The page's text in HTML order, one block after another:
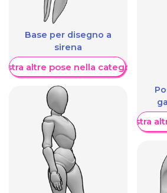
Base per disegno a
sirena
altre pose nella categoria
Mostra